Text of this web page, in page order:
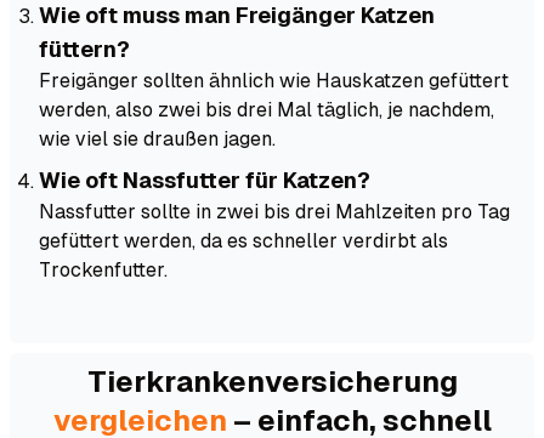
Wie oft muss man Freigänger Katzen
füttern?
Freigänger sollten ähnlich wie Hauskatzen gefüttert
werden, also zwei bis drei Mal täglich, je nachdem,
wie viel sie draußen jagen.
Wie oft Nassfutter für Katzen?
Nassfutter sollte in zwei bis drei Mahlzeiten pro Tag
gefüttert werden, da es schneller verdirbt als
Trockenfutter.
Tierkranken­versicherung
vergleichen – einfach, schnell